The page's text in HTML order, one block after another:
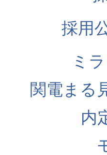
採用
ミ
関電まる
内